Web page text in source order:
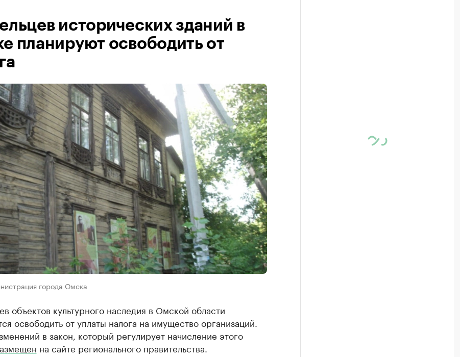
исторических зданий в
планируют освободить от
города Омска
объектов культурного наследия в Омской области
освободить от уплаты налога на имущество организаций.
в закон, который регулирует начисление этого
на сайте регионального правительства.